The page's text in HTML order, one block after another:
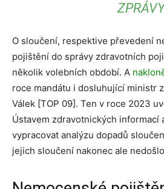
O sloučení, respektive převedení
pojištění do správy zdravotních
několik volebních období. A
roce mandátu i dosluhující ministr
Válek [TOP 09]. Ten v roce 2023
Ústavem zdravotnických informací
vypracovat analýzu dopadů
jejich sloučení nakonec ale